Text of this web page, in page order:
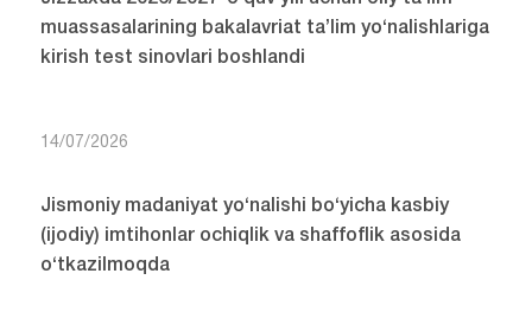
muassasalarining bakalavriat ta’lim yo‘nalishlariga
kirish test sinovlari boshlandi
14/07/2026
Jismoniy madaniyat yo‘nalishi bo‘yicha kasbiy
(ijodiy) imtihonlar ochiqlik va shaffoflik asosida
o‘tkazilmoqda